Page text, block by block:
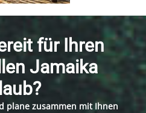
für Ihren
Jamaika
plane zusammen mit Ihnen